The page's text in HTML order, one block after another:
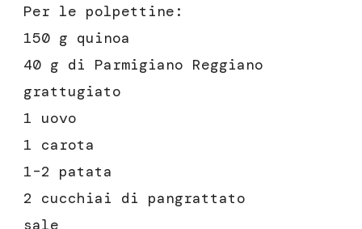
Per le polpettine:
150 g quinoa
40 g di Parmigiano Reggiano
grattugiato
1 uovo
1 carota
1⁄2 patata
2 cucchiai di pangrattato
sale